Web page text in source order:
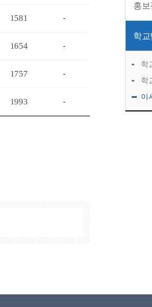
홍보
학교
학
학
이
1581 -
1654 -
1757 -
1993 -